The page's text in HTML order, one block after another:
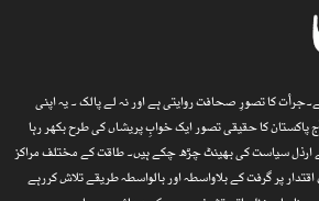
کا تصورِ صحافت روایتی ہے اور نہ لے پالک ۔ یہ اپنی
پاکستان کا حقیقی تصور ایک خوابِ پریشاں کی طرح بکھر رہا
ارذل سیاست کی بھینٹ چڑھ چکے ہیں۔ طاقت کے مختلف مراکز
پر گرفت کے بلاواسطہ اور بالواسطہ طریقے تلاش کررہے